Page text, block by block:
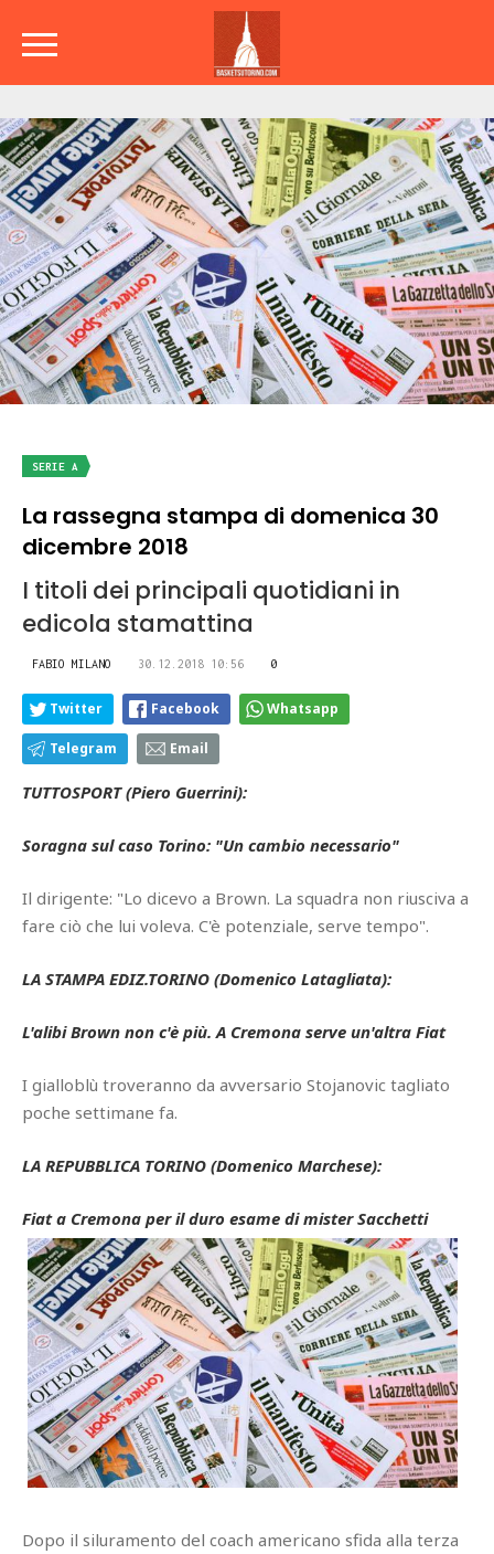
SERIE A
La rassegna stampa di domenica 30
dicembre 2018
I titoli dei principali quotidiani in
edicola stamattina
FABIO MILANO 30.12.2018 10:56 0
Twitter Facebook Whatsapp
Telegram Email
TUTTOSPORT (Piero Guerrini):
Soragna sul caso Torino: "Un cambio necessario"
Il dirigente: "Lo dicevo a Brown. La squadra non riusciva a
fare ciò che lui voleva. C'è potenziale, serve tempo".
LA STAMPA EDIZ.TORINO (Domenico Latagliata):
L'alibi Brown non c'è più. A Cremona serve un'altra Fiat
I gialloblù troveranno da avversario Stojanovic tagliato
poche settimane fa.
LA REPUBBLICA TORINO (Domenico Marchese):
Fiat a Cremona per il duro esame di mister Sacchetti
Dopo il siluramento del coach americano sfida alla terza